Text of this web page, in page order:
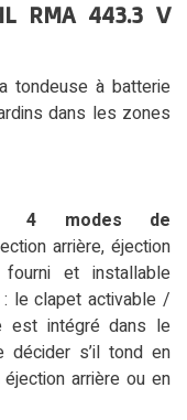
RMA 443.3 V
tondeuse à batterie
dans les zones
4 modes de
arrière, éjection
et installable
le clapet activable /
est intégré dans le
décider s’il tond en
arrière ou en